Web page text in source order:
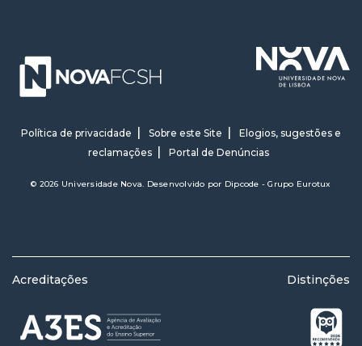
Política de privacidade Sobre este Site
Elogios, sugestões e
reclamações
Portal de Denúncias
© 2026 Universidade Nova. Desenvolvido por Dipcode - Grupo Eurotux
Acreditações Distinções